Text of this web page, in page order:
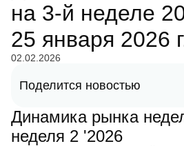
на 3-й неделе
25 января 2026
02.02.2026
Поделится новостью
Динамика рынка
неделя 2 '2026